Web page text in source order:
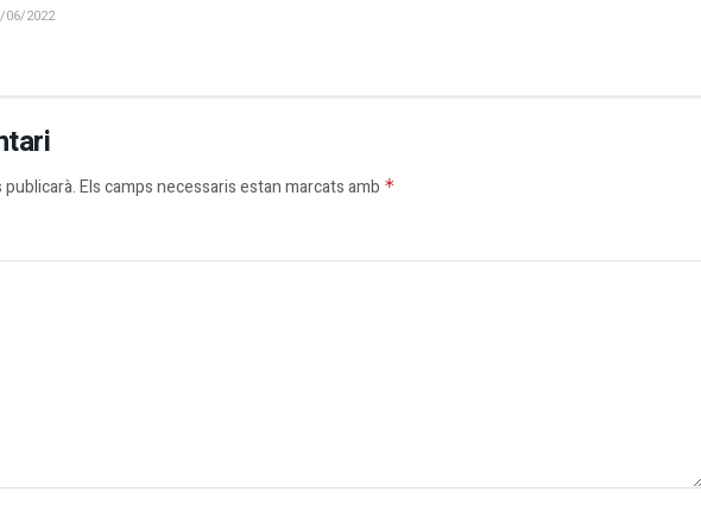
06/2022
Els camps necessaris estan marcats amb *